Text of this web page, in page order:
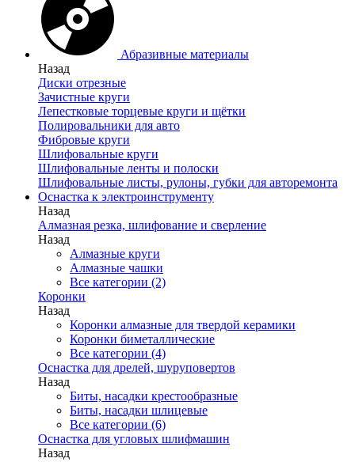
Абразивные материалы
Назад
Диски отрезные
Зачистные круги
Лепестковые торцевые круги и щётки
Полировальники для авто
Фибровые круги
Шлифовальные круги
Шлифовальные ленты и полоски
Шлифовальные листы, рулоны, губки для авторемонта
Оснастка к электроинструменту
Назад
Алмазная резка, шлифование и сверление
Назад
Алмазные круги
Алмазные чашки
Все категории (2)
Коронки
Назад
Коронки алмазные для твердой керамики
Коронки биметаллические
Все категории (4)
Оснастка для дрелей, шуруповертов
Назад
Биты, насадки крестообразные
Биты, насадки шлицевые
Все категории (6)
Оснастка для угловых шлифмашин
Назад